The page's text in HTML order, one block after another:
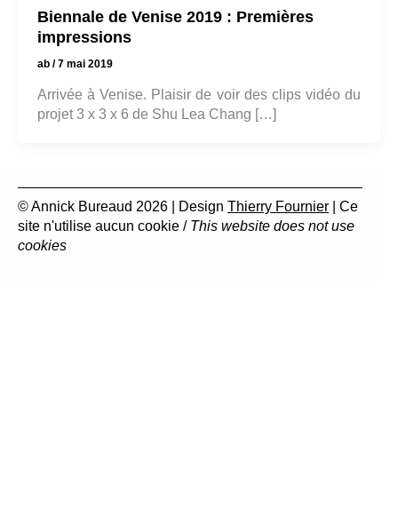
Biennale de Venise 2019 : Premières
impressions
ab /7 mai 2019
Arrivée à Venise. Plaisir de voir des clips vidéo du
projet 3 x 3 x 6 de Shu Lea Chang […]
© Annick Bureaud 2026 | Design Thierry Fournier | Ce
site n'utilise aucun cookie / This website does not use
cookies